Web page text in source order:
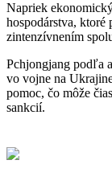
Napriek
hospodárstva,
zintenzívnením
Pchjongjang podľa
vo vojne na
pomoc, čo môže
sankcií.